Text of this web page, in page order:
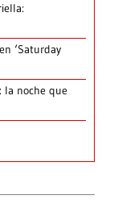
‘Saturday
la noche que